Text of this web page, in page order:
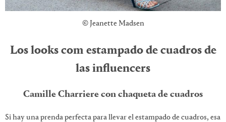
© Jeanette Madsen
Los looks com estampado de cuadros de
las influencers
Camille Charriere con chaqueta de cuadros
Si hay una prenda perfecta para llevar el estampado de cuadros, esa